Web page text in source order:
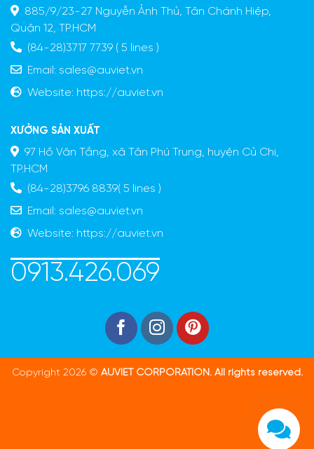
885/9/23-27 Nguyễn Ảnh Thủ, Tân Chánh Hiệp,
Quận 12, TP.HCM
(84-28)3717 7739 ( 5 lines )
Email: sales@auviet.vn
Website: https://auviet.vn
XƯỞNG SẢN XUẤT
97 Hồ Văn Tắng, xã Tân Phú Trung, huyện Củ Chi,
TP.HCM
(84-28)3796 8839( 5 lines )
Email: sales@auviet.vn
Website: https://auviet.vn
0913.426.069
Copyright 2026 © AUVIET CORPORATION. All rights reserved.